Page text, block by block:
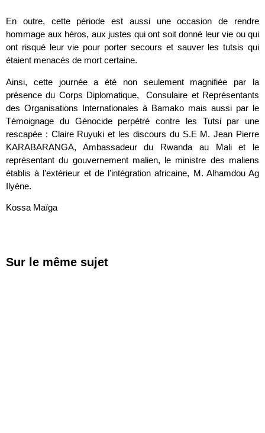
En outre, cette période est aussi une occasion de rendre
hommage aux héros, aux justes qui ont soit donné leur vie ou qui
ont risqué leur vie pour porter secours et sauver les tutsis qui
étaient menacés de mort certaine.
Ainsi, cette journée a été non seulement magnifiée par la
présence du Corps Diplomatique, Consulaire et Représentants
des Organisations Internationales à Bamako mais aussi par le
Témoignage du Génocide perpétré contre les Tutsi par une
rescapée : Claire Ruyuki et les discours du S.E M. Jean Pierre
KARABARANGA, Ambassadeur du Rwanda au Mali et le
représentant du gouvernement malien, le ministre des maliens
établis à l’extérieur et de l’intégration africaine, M. Alhamdou Ag
Ilyène.
Kossa Maïga
Sur le même sujet